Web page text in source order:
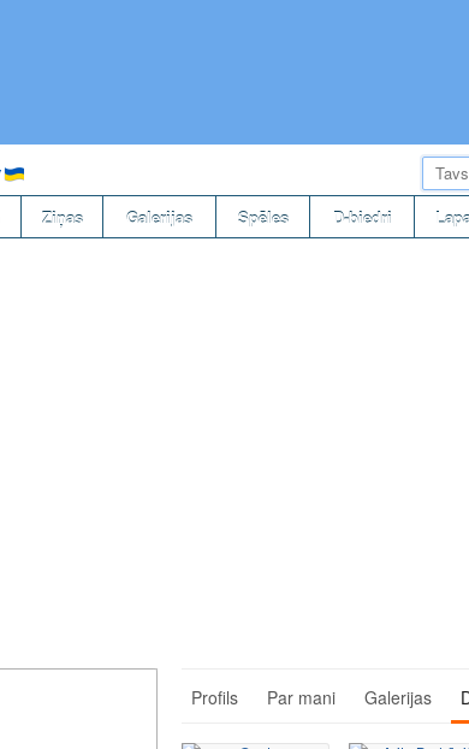
Ziņas Galerijas Spēles D-biedri
Profils Par mani Galerijas